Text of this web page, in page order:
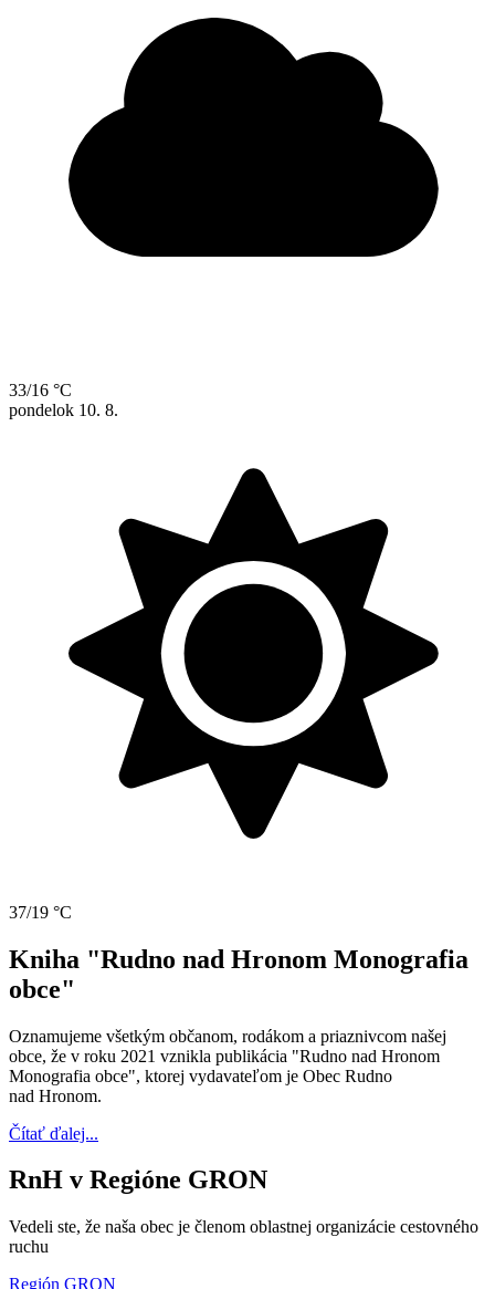
33/16 °C
pondelok 10. 8.
37/19 °C
Kniha "Rudno nad Hronom Monografia
obce"
Oznamujeme všetkým občanom, rodákom a priaznivcom našej
obce, že v roku 2021 vznikla publikácia "Rudno nad Hronom
Monografia obce", ktorej vydavateľom je Obec Rudno
nad Hronom.
Čítať ďalej...
RnH v Regióne GRON
Vedeli ste, že naša obec je členom oblastnej organizácie cestovného
ruchu
Región GRON